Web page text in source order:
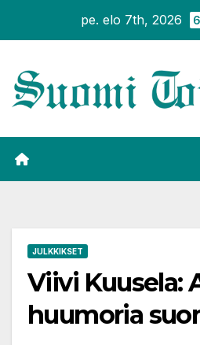
pe. elo 7th, 2026
JULKKIKSET
Viivi Kuusela:
huumoria